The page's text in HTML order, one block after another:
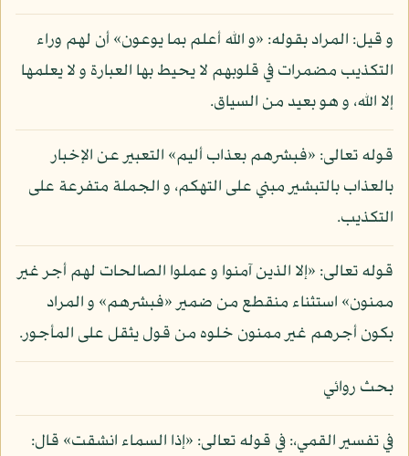
و قيل: المراد بقوله: «و الله أعلم بما يوعون» أن لهم وراء
التكذيب مضمرات في قلوبهم لا يحيط بها العبارة و لا يعلمها
إلا الله، و هو بعيد من السياق.
قوله تعالى: «فبشرهم بعذاب أليم» التعبير عن الإخبار
بالعذاب بالتبشير مبني على التهكم، و الجملة متفرعة على
التكذيب.
قوله تعالى: «إلا الذين آمنوا و عملوا الصالحات لهم أجر غير
ممنون» استثناء منقطع من ضمير «فبشرهم» و المراد
بكون أجرهم غير ممنون خلوه من قول يثقل على المأجور.
بحث روائي
في تفسير القمي،: في قوله تعالى: «إذا السماء انشقت» قال: